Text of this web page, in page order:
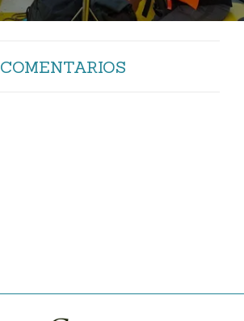
COMENTARIOS